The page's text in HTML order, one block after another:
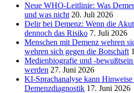
Neue WHO-Leitlinie: Was
und was nicht 20. Juli 2026
Delir bei Demenz: Wenn die
dennoch das Risiko 7. Juli 2026
Menschen mit Demenz wehren
wehren sich gegen die Botschaft
Medienbiografie und -
werden 27. Juni 2026
KI-Sprachanalyse kann Hinweise
Demenzdiagnostik 17. Juni 2026